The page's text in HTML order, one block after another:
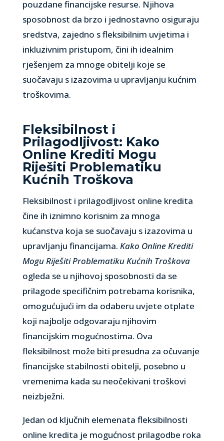
pouzdane financijske resurse. Njihova
sposobnost da brzo i jednostavno osiguraju
sredstva, zajedno s fleksibilnim uvjetima i
inkluzivnim pristupom, čini ih idealnim
rješenjem za mnoge obitelji koje se
suočavaju s izazovima u upravljanju kućnim
troškovima.
Fleksibilnost i
Prilagodljivost: Kako
Online Krediti Mogu
Riješiti Problematiku
Kućnih Troškova
Fleksibilnost i prilagodljivost online kredita
čine ih iznimno korisnim za mnoga
kućanstva koja se suočavaju s izazovima u
upravljanju financijama. Kako Online Krediti
Mogu Riješiti Problematiku Kućnih Troškova
ogleda se u njihovoj sposobnosti da se
prilagode specifičnim potrebama korisnika,
omogućujući im da odaberu uvjete otplate
koji najbolje odgovaraju njihovim
financijskim mogućnostima. Ova
fleksibilnost može biti presudna za očuvanje
financijske stabilnosti obitelji, posebno u
vremenima kada su neočekivani troškovi
neizbježni.
Jedan od ključnih elemenata fleksibilnosti
online kredita je mogućnost prilagodbe roka